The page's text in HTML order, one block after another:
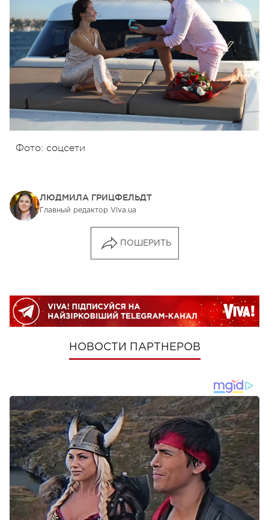
Фото: соцсети
ЛЮДМИЛА ГРИЦФЕЛЬДТ
Главный редактор Viva.ua
ПОШЕРИТЬ
НОВОСТИ ПАРТНЕРОВ